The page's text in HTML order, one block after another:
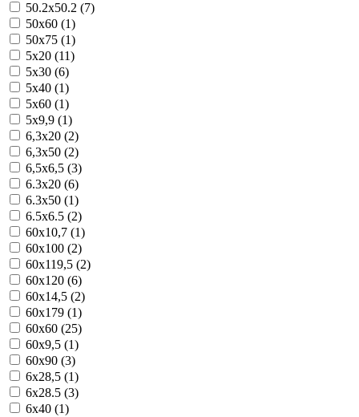
50.2x50.2 (7)
50x60 (1)
50x75 (1)
5x20 (11)
5x30 (6)
5x40 (1)
5x60 (1)
5x9,9 (1)
6,3x20 (2)
6,3x50 (2)
6,5x6,5 (3)
6.3x20 (6)
6.3x50 (1)
6.5x6.5 (2)
60x10,7 (1)
60x100 (2)
60x119,5 (2)
60x120 (6)
60x14,5 (2)
60x179 (1)
60x60 (25)
60x9,5 (1)
60x90 (3)
6x28,5 (1)
6x28.5 (3)
6x40 (1)